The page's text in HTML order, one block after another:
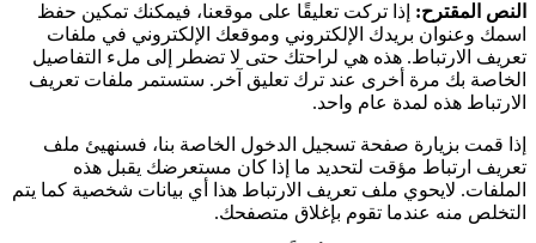
النص المقترح: إذا تركت تعليقًا على موقعنا، فيمكنك تمكين حفظ
اسمك وعنوان بريدك الإلكتروني وموقعك الإلكتروني في ملفات
تعريف الارتباط. هذه هي لراحتك حتى لا تضطر إلى ملء التفاصيل
الخاصة بك مرة أخرى عند ترك تعليق آخر. ستستمر ملفات تعريف
الارتباط هذه لمدة عام واحد.
إذا قمت بزيارة صفحة تسجيل الدخول الخاصة بنا، فسنهيئ ملف
تعريف ارتباط مؤقت لتحديد ما إذا كان مستعرضك يقبل هذه
الملفات. لايحوي ملف تعريف الارتباط هذا أي بيانات شخصية كما يتم
التخلص منه عندما تقوم بإغلاق متصفحك.